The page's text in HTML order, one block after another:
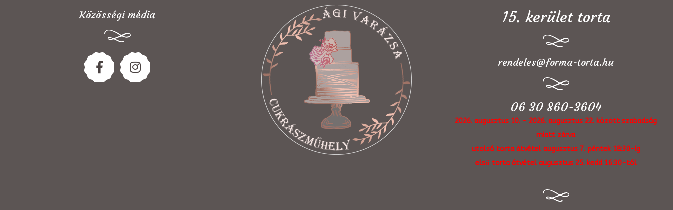
Közösségi média 15. kerület torta
rendeles@forma-torta.hu
06 30 860-3604
2026. augusztus 10. - 2026. augusztus 22. között szabadság
miatt zárva
utolsó torta átvétel augusztus 7. péntek 18:30-ig
első torta átvétel augusztus 25. kedd 16:30-tól